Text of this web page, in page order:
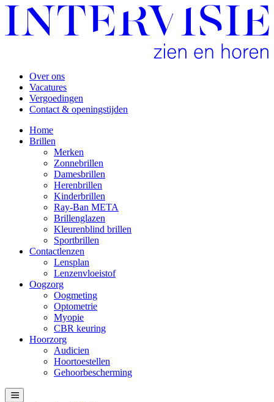
Over ons
Vacatures
Vergoedingen
Contact & openingstijden
Home
Brillen
Merken
Zonnebrillen
Damesbrillen
Herenbrillen
Kinderbrillen
Ray-Ban META
Brillenglazen
Kleurenblind brillen
Sportbrillen
Contactlenzen
Lensplan
Lenzenvloeistof
Oogzorg
Oogmeting
Optometrie
Myopie
CBR keuring
Hoorzorg
Audicien
Hoortoestellen
Gehoorbescherming